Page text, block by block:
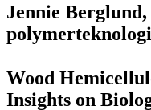
Jennie
polymerteknologi
Wood
Insights on